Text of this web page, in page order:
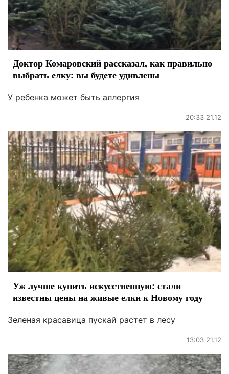
Доктор Комаровский рассказал, как правильно
выбрать елку: вы будете удивлены
У ребенка может быть аллергия
20:33 21.12
Уж лучше купить искусственную: стали
известны цены на живые елки к Новому году
Зеленая красавица пускай растет в лесу
13:03 21.12